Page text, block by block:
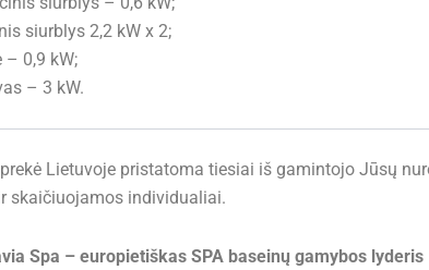
siurblys 2,2 kW x 2;
– 0,9 kW;
– 3 kW.
Lietuvoje pristatoma tiesiai iš gamintojo Jūsų
skaičiuojamos individualiai.
Spa – europietiškas SPA baseinų gamybos lyderis